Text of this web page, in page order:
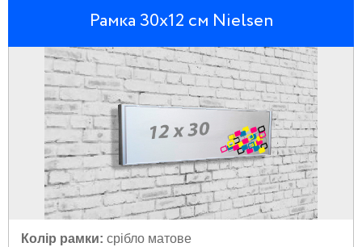
Рамка 30х12 см Nielsen
Колір рамки: срібло матове